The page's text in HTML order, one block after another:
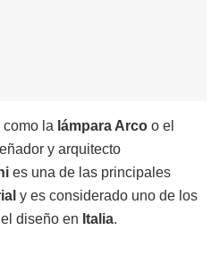
la lámpara Arco o el
y arquitecto
es una de las principales
y es considerado uno de los
diseño en Italia.